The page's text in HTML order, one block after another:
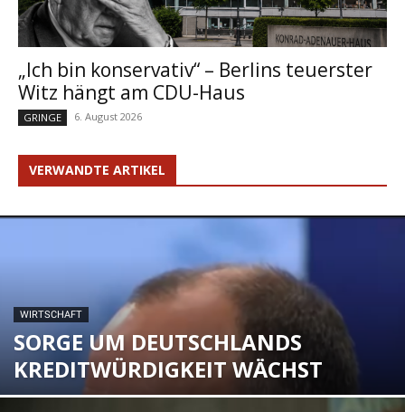
„Ich bin konservativ“ – Berlins teuerster
Witz hängt am CDU-Haus
GRINGE 6. August 2026
VERWANDTE ARTIKEL
WIRTSCHAFT
SORGE UM DEUTSCHLANDS
KREDITWÜRDIGKEIT WÄCHST